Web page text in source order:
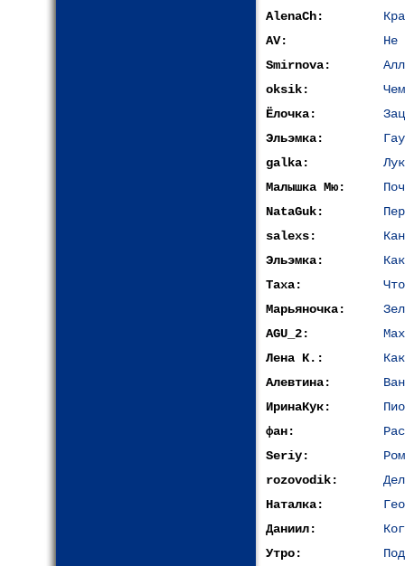
AlenaCh:
AV:
Не
Smirnova:
oksik:
Ёлочка:
Эльэмка:
galka:
Малышка Мю:
NataGuk:
salexs:
Эльэмка:
Таха:
Марьяночка:
AGU_2:
Лена К.:
Алевтина:
ИринаКук:
фан:
Seriy:
rozovodik:
Наталка:
Даниил:
Утро: